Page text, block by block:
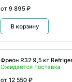
от 9 895 ₽
В корзину
Фреон R32 9,5 кг
Ожидается поставка
от 12 550 ₽